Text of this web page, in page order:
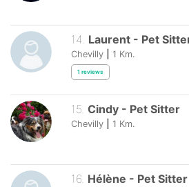
14 Laurent - Pet
Chevilly 1 Km.
1 reviews
15 Cindy - Pet Sitter
Chevilly 1 Km.
16 Hélène - Pet Sitter